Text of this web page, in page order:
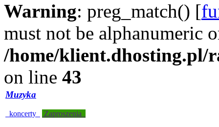
Warning: preg_match() [
must not be alphanumeric
/home/klient.dhosting.pl/
on line 43
Muzyka
koncerty Zaproszenia